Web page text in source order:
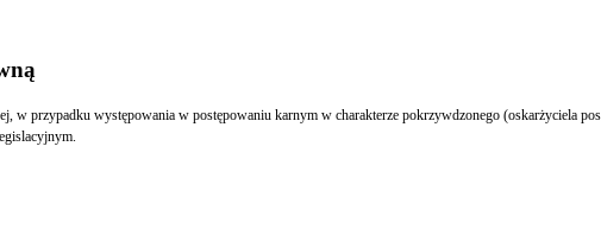
w przypadku występowania w postępowaniu karnym w charakterze pokrzywdzonego (oskarżyciela